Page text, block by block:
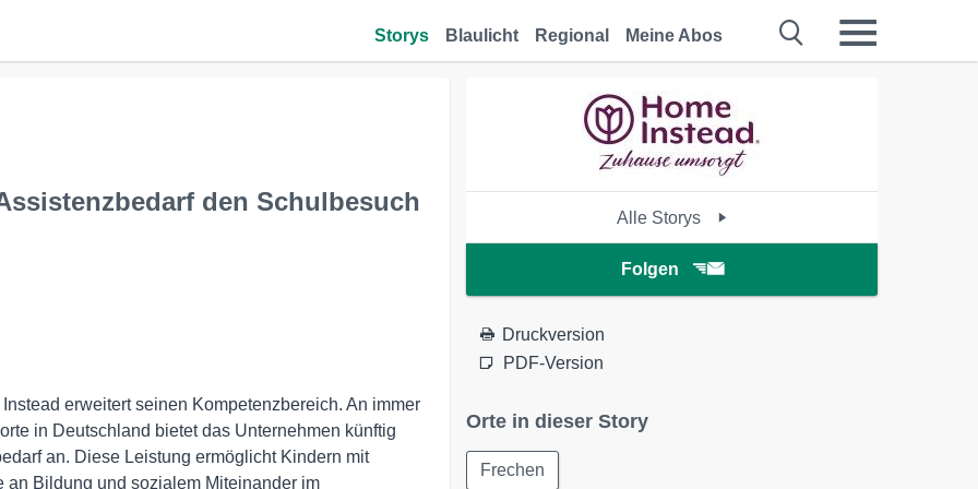
Storys Blaulicht Regional Meine Abos
den Schulbesuch
erweitert seinen Kompetenzbereich. An immer
in Deutschland bietet das Unternehmen künftig
an. Diese Leistung ermöglicht Kindern mit
an Bildung und sozialem Miteinander im
Alle Storys
Folgen
Druckversion
PDF-Version
Orte in dieser Story
Frechen